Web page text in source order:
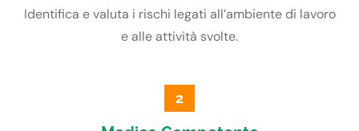
Identifica e valuta i rischi legati all’ambiente di lavoro
e alle attività svolte.
2